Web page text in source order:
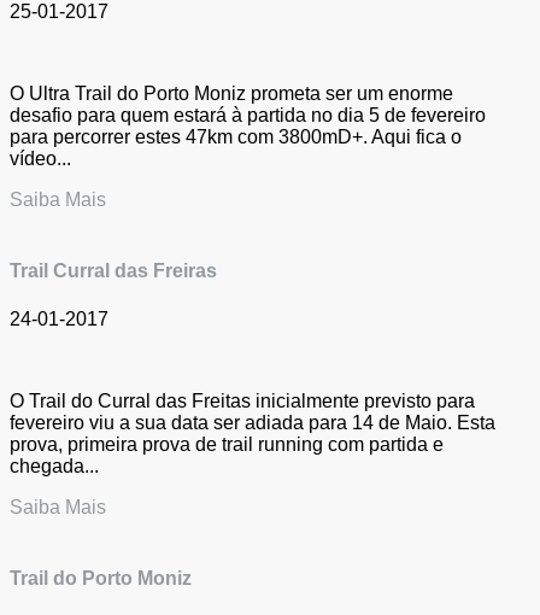
25-01-2017
O Ultra Trail do Porto Moniz prometa ser um enorme
desafio para quem estará à partida no dia 5 de fevereiro
para percorrer estes 47km com 3800mD+. Aqui fica o
vídeo...
Saiba Mais
Trail Curral das Freiras
24-01-2017
O Trail do Curral das Freitas inicialmente previsto para
fevereiro viu a sua data ser adiada para 14 de Maio. Esta
prova, primeira prova de trail running com partida e
chegada...
Saiba Mais
Trail do Porto Moniz